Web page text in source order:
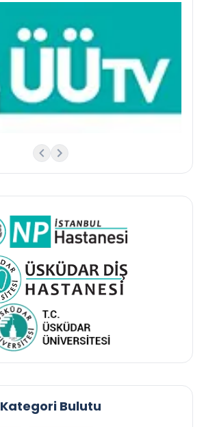
Kategori Bulutu